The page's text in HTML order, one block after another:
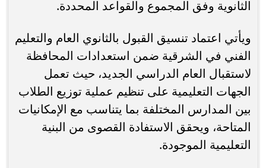
الثانوية وفق المجموع والقواعد المحددة.
ويأتي اعتماد تنسيق القبول بالثانوي العام والتعليم
الفني في الشرقية ضمن استعدادات المحافظة
لاستقبال العام الدراسي الجديد، حيث تعمل
الجهات التعليمية على تنظيم عملية توزيع الطلاب
بين المدارس المختلفة بما يتناسب مع الإمكانيات
المتاحة، ويحقق الاستفادة القصوى من البنية
التعليمية الموجودة.